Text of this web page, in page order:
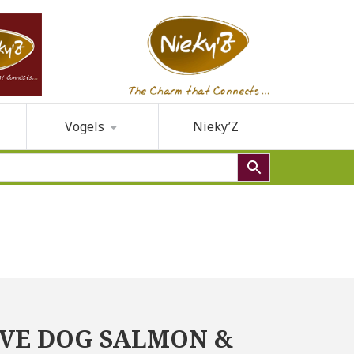
Vogels Nieky’Z
DOG SALMON &